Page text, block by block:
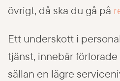
övrigt, då ska du gå på
Ett underskott i
tjänst, innebär
sällan en lägre